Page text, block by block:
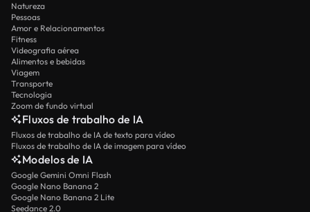
Natureza
Pessoas
Amor e Relacionamentos
Fitness
Videografia aérea
Alimentos e bebidas
Viagem
Transporte
Tecnologia
Zoom de fundo virtual
Fluxos de trabalho de IA
Fluxos de trabalho de IA de texto para vídeo
Fluxos de trabalho de IA de imagem para vídeo
Modelos de IA
Google Gemini Omni Flash
Google Nano Banana 2
Google Nano Banana 2 Lite
Seedance 2.0